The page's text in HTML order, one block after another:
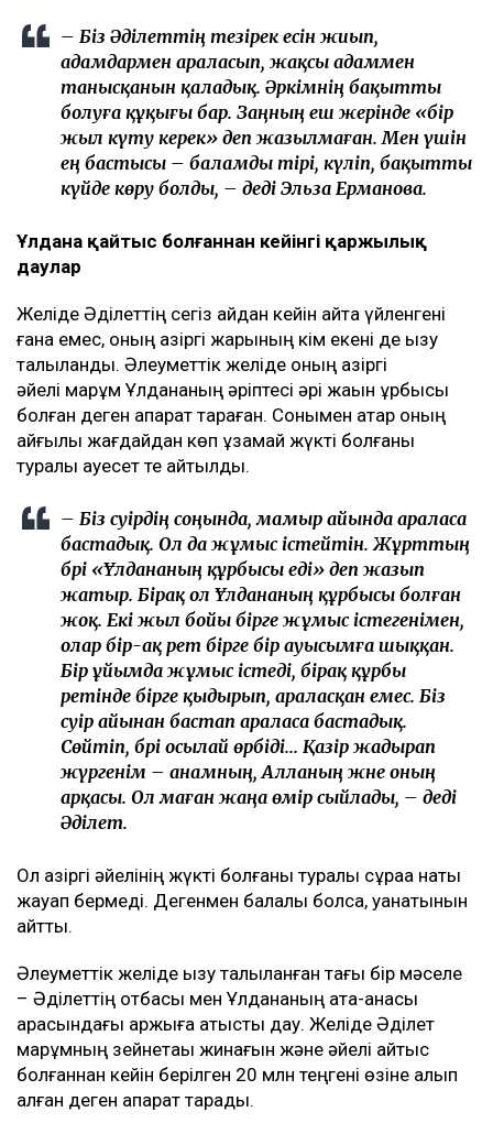
Әділет сұхбатқа анасымен бірге келген. Эльза
Ерманованың айтуынша, келіні қайтыс болғаннан
кейін ұлы бірнеше ай бойы ауыр психологиялық
жағдайды бастан өткерген. Жұмысқа бармай, үйден
де көп шықпаған.
Оның сөзінше, отбасы Әділеттің осы қиын кезеңнен
– Біз Әділеттің тезірек есін жиып,
танысқанын қаладық. Әркімнің бақытты
болуға құқығы бар. Заңның еш жерінде «бір
жыл күту керек» деп жазылмаған. Мен үшін
ең бастысы – баламды тірі, күліп, бақытты
күйде көру болды, – деді Эльза Ерманова.
Ұлдана қайтыс болғаннан кейінгі қаржылық
Желіде Әділеттің сегіз айдан кейін қайта үйленгені
ғана емес, оның қазіргі жарының кім екені де қызу
талқыланды. Әлеуметтік желіде оның қазіргі
әйелі марқұм Ұлдананың әріптесі әрі жақын құрбысы
болған деген ақпарат тараған. Сонымен қатар оның
қайғылы жағдайдан көп ұзамай жүкті болғаны
туралы қауесет те айтылды.
– Біз сәуірдің соңында, мамыр айында араласа
бастадық. Ол да жұмыс істейтін. Жұрттың
бәрі «Ұлдананың құрбысы еді» деп жазып
жатыр. Бірақ ол Ұлдананың құрбысы болған
олар бір-ақ рет бірге бір ауысымға шыққан.
Бір ұйымда жұмыс істеді, бірақ құрбы
ретінде бірге қыдырып, араласқан емес. Біз
Сөйтіп, бәрі осылай өрбіді... Қазір жадырап
жүргенім – анамның, Алланың және оның
арқасы. Ол маған жаңа өмір сыйлады, – деді
Әділет.
Ол қазіргі әйелінің жүкті болғаны туралы сұраққа нақты